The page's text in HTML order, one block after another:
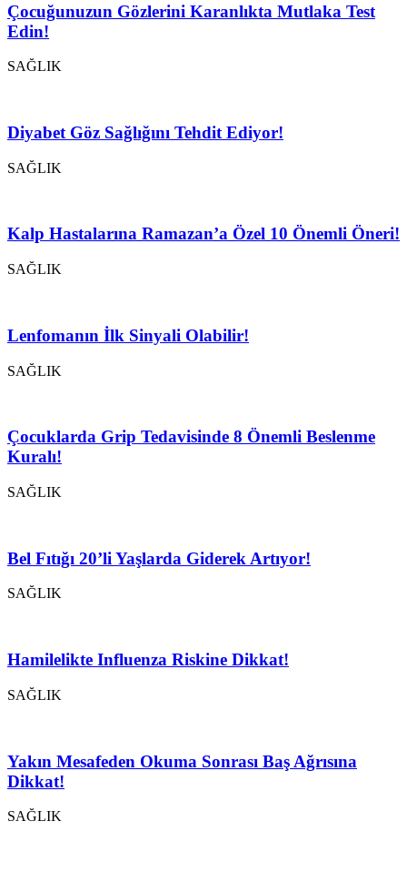
Çocuğunuzun Gözlerini Karanlıkta Mutlaka Test
Edin!
SAĞLIK
Diyabet Göz Sağlığını Tehdit Ediyor!
SAĞLIK
Kalp Hastalarına Ramazan’a Özel 10 Önemli Öneri!
SAĞLIK
Lenfomanın İlk Sinyali Olabilir!
SAĞLIK
Çocuklarda Grip Tedavisinde 8 Önemli Beslenme
Kuralı!
SAĞLIK
Bel Fıtığı 20’li Yaşlarda Giderek Artıyor!
SAĞLIK
Hamilelikte Influenza Riskine Dikkat!
SAĞLIK
Yakın Mesafeden Okuma Sonrası Baş Ağrısına
Dikkat!
SAĞLIK